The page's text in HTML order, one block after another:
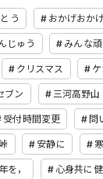
う おかげおか
じゅう みんな
クリスマス
ブン 三河高野
受付時間変更 問
安静に
を， 心身共に